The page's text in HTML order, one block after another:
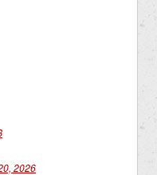
2026